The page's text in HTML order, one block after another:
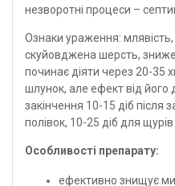
незворотні процеси –
Ознаки ураження: млявість,
скуйовджена шерсть,
починає діяти через 20-35
шлунок, але ефект від його
закінчення 10-15 діб після
полівок, 10-25 діб для щурів
Особливості препарату:
ефективно знищує